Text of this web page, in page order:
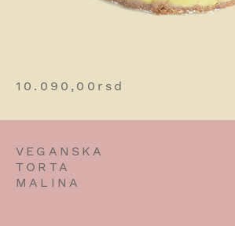
10.090,00 rsd
VEGANSKA
TORTA
MALINA